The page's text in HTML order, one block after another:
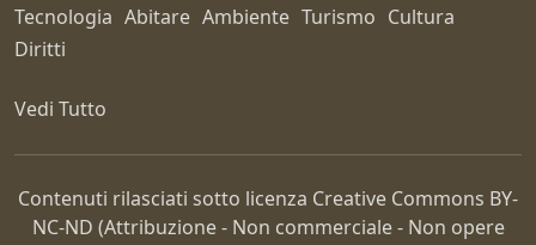
Tecnologia Abitare Ambiente Turismo Cultura
Diritti
Vedi Tutto
Contenuti rilasciati sotto licenza Creative Commons BY-
NC-ND (Attribuzione - Non commerciale - Non opere